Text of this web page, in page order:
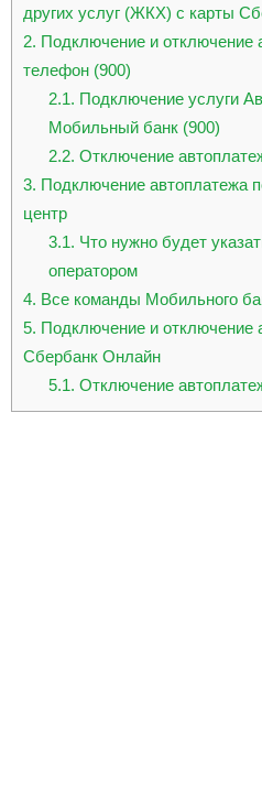
других услуг (ЖКХ) с карты
2 Подключение и отключение
телефон (900)
2.1 Подключение услуги
Мобильный банк (900)
2.2 Отключение
3 Подключение автоплатежа
центр
3.1 Что нужно будет
оператором
4 Все команды Мобильного
5 Подключение и отключение
Сбербанк Онлайн
5.1 Отключение